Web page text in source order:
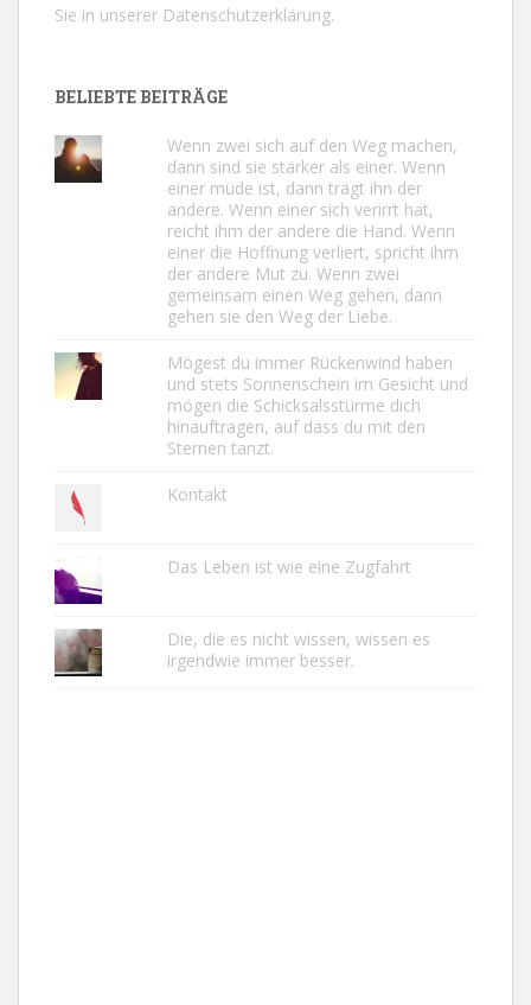
Sie in unserer Datenschutzerklärung.
BELIEBTE BEITRÄGE
Wenn zwei sich auf den Weg machen,
dann sind sie stärker als einer. Wenn
einer müde ist, dann trägt ihn der
andere. Wenn einer sich verirrt hat,
reicht ihm der andere die Hand. Wenn
einer die Hoffnung verliert, spricht ihm
der andere Mut zu. Wenn zwei
gemeinsam einen Weg gehen, dann
gehen sie den Weg der Liebe.
Mögest du immer Rückenwind haben
und stets Sonnenschein im Gesicht und
mögen die Schicksalsstürme dich
hinauftragen, auf dass du mit den
Sternen tanzt.
Kontakt
Das Leben ist wie eine Zugfahrt
Die, die es nicht wissen, wissen es
irgendwie immer besser.